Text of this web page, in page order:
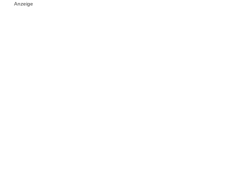
Anzeige